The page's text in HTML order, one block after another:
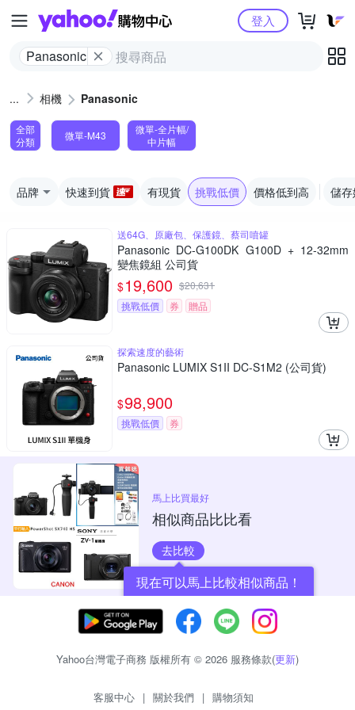
Yahoo購物中心
Panasonic
登入
相機 Panasonic
全部
分類
微單-M43
微單-全片幅/
中片幅
品牌 快速到貨 有現貨 挑戰低價 價格低到高 儲
送64G、原廠包、保護鏡、蔡司噴罐
Panasonic DC-G100DK G100D + 12-32mm
變焦鏡組 公司貨
$19,600 $20,631
挑戰低價
券 贈品
探索速度的藝術
Panasonic LUMIX S1II DC-S1M2 (公司貨)
$98,900
挑戰低價 券
馬上比買最好
相似商品比比看
去比較
現在可以馬上比較相似商品！
Yahoo台灣電子商務 版權所有 © 2026 服務條款(更新)
客服中心 | 關於我們 | 購物須知